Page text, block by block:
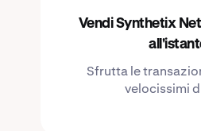
Vendi Synthetix
Sfrutta le
velocissimi